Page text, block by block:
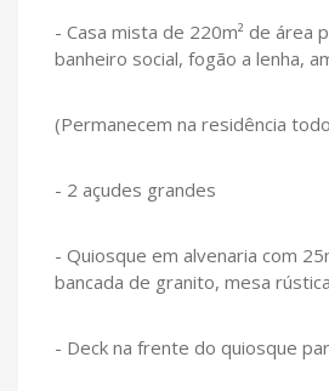
- Casa mista de 220m² de
banheiro social, fogão a lenha,
(Permanecem na residência
- 2 açudes grandes
- Quiosque em alvenaria com
bancada de granito, mesa
- Deck na frente do quiosque